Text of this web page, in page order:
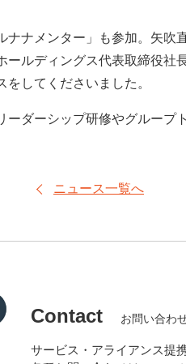
ナメンター」も参加。矢
ルディングス代表取締役社
してくださいました。
ダーシップ研修やグループ
ニュース一覧へ
Contact お問い合わ
サービス・アライアンス提